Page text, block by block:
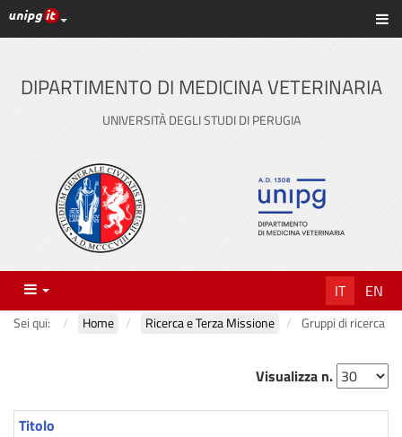
Vai
al
principale
Link ai principali servizi web di Ateneo
DIPARTIMENTO DI MEDICINA VETERINARIA
UNIVERSITÀ DEGLI STUDI DI PERUGIA
Menu IT EN
Sei qui: Home Ricerca e Terza Missione Gruppi di ricerca
Visualizza n.
Titolo